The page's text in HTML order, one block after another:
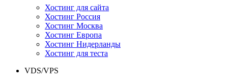
Хостинг для сайта
Хостинг Россия
Хостинг Москва
Хостинг Европа
Хостинг Нидерланды
Хостинг для теста
VDS/VPS